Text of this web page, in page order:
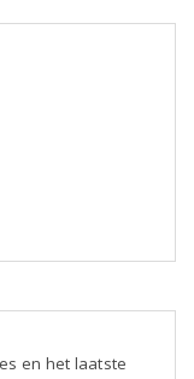
en het laatste